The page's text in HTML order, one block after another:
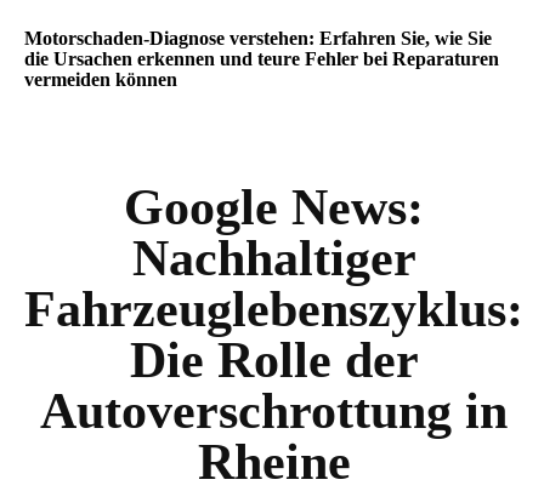
Motorschaden-Diagnose verstehen: Erfahren Sie, wie Sie
die Ursachen erkennen und teure Fehler bei Reparaturen
vermeiden können
Google News:
Nachhaltiger
Fahrzeuglebenszyklus:
Die Rolle der
Autoverschrottung in
Rheine